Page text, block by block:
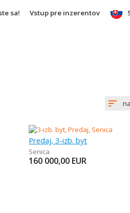
sa! Vstup pre inzerentov
Predaj, 3-izb. byt
Senica
160 000,00 EUR